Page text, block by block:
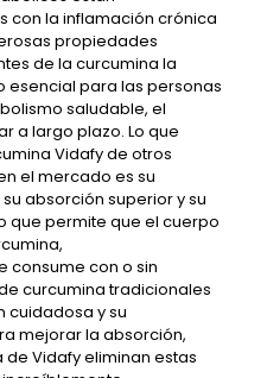
con la inflamación crónica
propiedades
de la curcumina la
esencial para las personas
saludable, el
a largo plazo. Lo que
Vidafy de otros
el mercado es su
absorción superior y su
que permite que el cuerpo
consume con o sin
curcumina tradicionales
cuidadosa y su
mejorar la absorción,
Vidafy eliminan estas